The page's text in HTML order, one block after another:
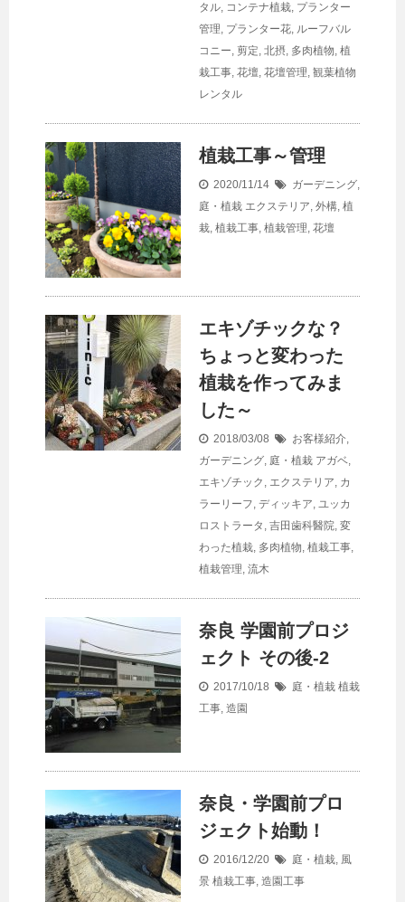
タル, コンテナ植栽, プランター
管理, プランター花, ルーフバル
コニー, 剪定, 北摂, 多肉植物, 植
栽工事, 花壇, 花壇管理, 観葉植物
レンタル
植栽工事～管理
2020/11/14 ガーデニング,
庭・植栽 エクステリア, 外構, 植
栽, 植栽工事, 植栽管理, 花壇
エキゾチックな？
ちょっと変わった
植栽を作ってみま
した～
2018/03/08 お客様紹介,
ガーデニング, 庭・植栽 アガベ,
エキゾチック , エクステリア, カ
ラーリーフ, ディッキア, ユッカ
ロストラータ , 吉田歯科醫院, 変
わった植栽, 多肉植物, 植栽工事,
植栽管理, 流木
奈良 学園前プロジ
ェクト その後-2
2017/10/18 庭・植栽 植栽
工事, 造園
奈良・学園前プロ
ジェクト始動！
2016/12/20 庭・植栽, 風
景 植栽工事, 造園工事